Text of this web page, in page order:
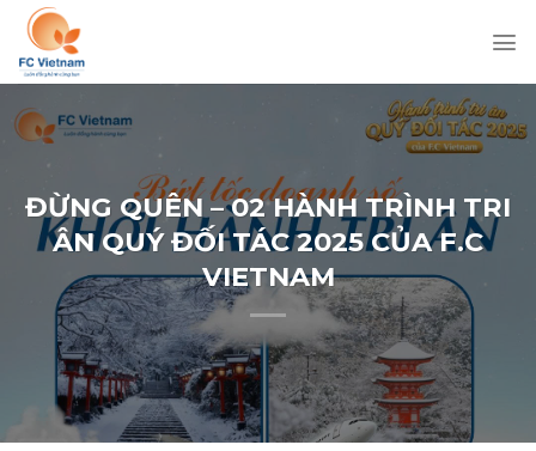
Chuyển
đến
nội
dung
ĐỪNG QUÊN – 02 HÀNH TRÌNH TRI
ÂN QUÝ ĐỐI TÁC 2025 CỦA F.C
VIETNAM